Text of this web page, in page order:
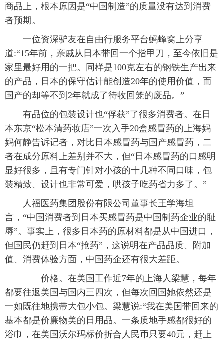
商品上，根本原因是“中国制造”的质量没有达到消费
者预期。
一位资深驴友在自由行服务平台蚂蜂窝上分享
道:“15年前，亲戚从日本带回一个指甲刀，至今依旧是
家里最好用的一把。同样是100克左右的钢铁生产出来
的产品，日本的保守估计能创造20年的使用价值，而
国产的却等不到2年就成了待收回笼的废品。”
有品位的包装设计也“俘获”了很多消费者。在日
本东京“松本清药妆店”一次入手20盒感冒药的上海妈
妈何静告诉记者，对比日本感冒药与国产感冒药，二
者在成分原料上差别并不大，但“日本感冒药的口感明
显好很多，且有专门针对小孩的十几种不同口味，包
装精致、设计也非常可爱，哄孩子吃药省力多了。”
人福医药集团股份有限公司董事长王学海坦
言，“中国消费者到日本买感冒药是中国制药企业的耻
辱”。事实上，很多日本药的原材料都是从中国进口，
但国民仍赶到日本“抢药”，这说明在产品品质、附加
值、消费体验方面，中国药企还有很大差距。
——价格。在美国工作近7年的上海人梁慧，每年
都要往返美国与国内三四次，但每次回国她依然还是
一如既往地携带大包小包。梁慧说:“我在美国带回来的
基本都是价廉物美的日用品。一条质地手感都很好的
浴巾，在美国沃尔玛标价折合人民币只要40元，赶上